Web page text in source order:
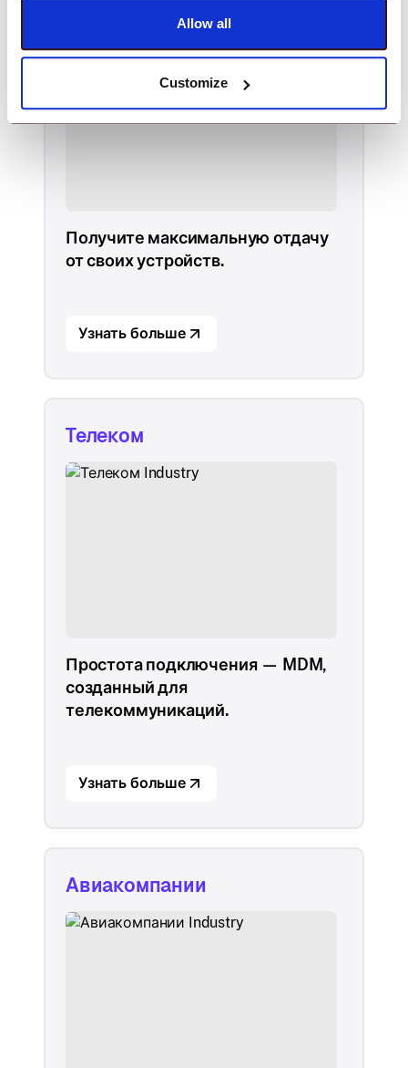
Allow all
Customize
Получите максимальную отдачу
от своих устройств.
Узнать больше
Телеком
Простота подключения — MDM,
созданный для
телекоммуникаций.
Узнать больше
Авиакомпании